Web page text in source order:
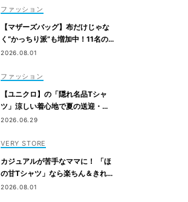
ファッション
【マザーズバッグ】布だけじゃな
く“かっちり派”も増加中！11名の
愛用ブランドは？
2026.08.01
ファッション
【ユニクロ】の「隠れ名品Tシャ
ツ」涼しい着心地で夏の送迎・公
園にぴったり！
2026.06.29
VERY STORE
カジュアルが苦手なママに！ 「ほ
の甘Tシャツ」なら楽ちん＆きれい
めに決まる
2026.08.01